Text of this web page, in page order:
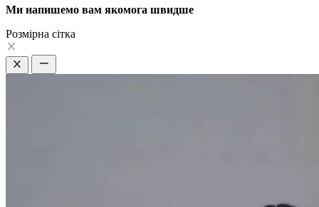
Ми напишемо вам якомога швидше
Pозмірна сітка